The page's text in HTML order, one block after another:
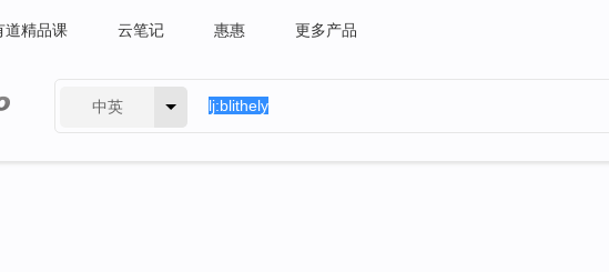
道精品课 云笔记 惠惠 更多产品
中英